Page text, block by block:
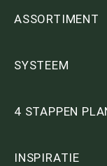
ASSORTIMENT
SYSTEEM
4 STAPPEN
INSPIRATIE